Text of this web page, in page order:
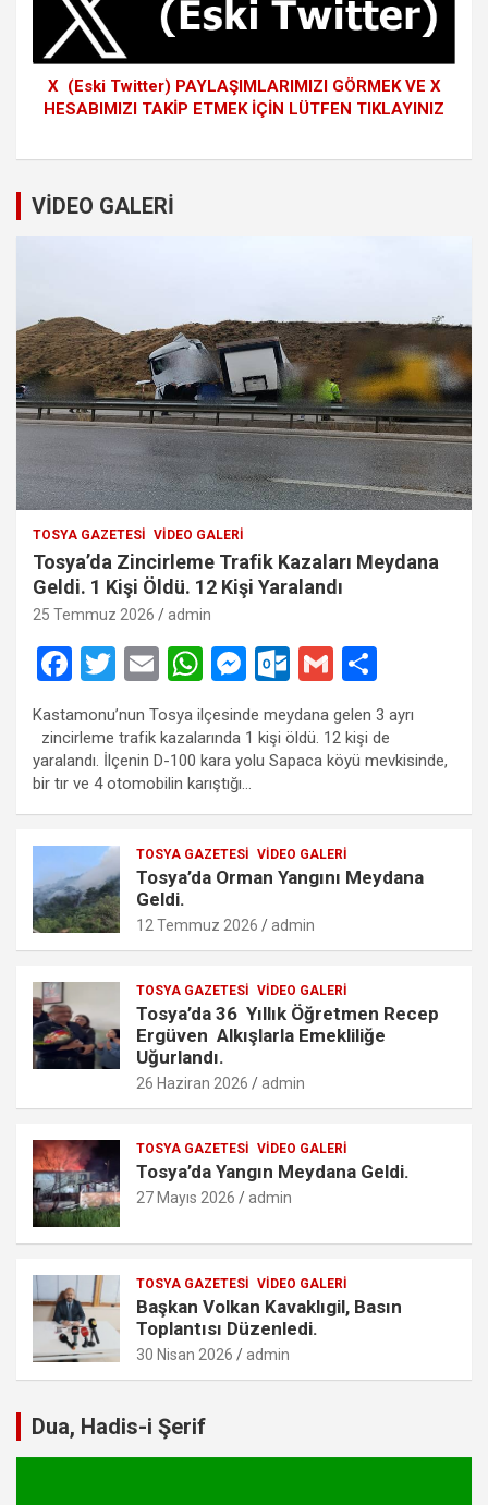
X (Eski Twitter) PAYLAŞIMLARIMIZI GÖRMEK VE X
HESABIMIZI TAKİP ETMEK İÇİN LÜTFEN TIKLAYINIZ
VİDEO GALERİ
TOSYA GAZETESI VIDEO GALERI
Tosya’da Zincirleme Trafik Kazaları Meydana
Geldi. 1 Kişi Öldü. 12 Kişi Yaralandı
25 Temmuz 2026 admin
F
ce
b
o
o
k
T
wi
tt
er
E
ail
W
at
s
A
p
M
es
se
n
g
er
O
ut
lo
o
o
G
m
ail
h
ar
e
Kastamonu’nun Tosya ilçesinde meydana gelen 3 ayrı
zincirleme trafik kazalarında 1 kişi öldü. 12 kişi de
yaralandı. İlçenin D-100 kara yolu Sapaca köyü mevkisinde,
bir tır ve 4 otomobilin karıştığı…
TOSYA GAZETESI VIDEO GALERI
Tosya’da Orman Yangını Meydana
Geldi.
12 Temmuz 2026 admin
TOSYA GAZETESI VIDEO GALERI
Tosya’da 36 Yıllık Öğretmen Recep
Ergüven Alkışlarla Emekliliğe
Uğurlandı.
26 Haziran 2026 admin
TOSYA GAZETESI VIDEO GALERI
Tosya’da Yangın Meydana Geldi.
27 Mayıs 2026 admin
TOSYA GAZETESI VIDEO GALERI
Başkan Volkan Kavaklıgil, Basın
Toplantısı Düzenledi.
30 Nisan 2026 admin
Dua, Hadis-i Şerif